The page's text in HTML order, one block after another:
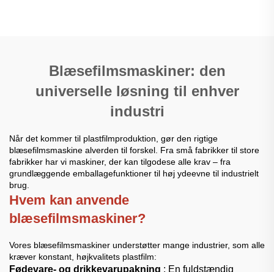
Blæsefilmsmaskiner: den
universelle løsning til enhver
industri
Når det kommer til plastfilmproduktion, gør den rigtige
blæsefilmsmaskine alverden til forskel. Fra små fabrikker til store
fabrikker har vi maskiner, der kan tilgodese alle krav – fra
grundlæggende emballagefunktioner til høj ydeevne til industrielt
brug.
Hvem kan anvende
blæsefilmsmaskiner?
Vores blæsefilmsmaskiner understøtter mange industrier, som alle
kræver konstant, højkvalitets plastfilm:
Fødevare- og drikkevarupakning : En fuldstændig